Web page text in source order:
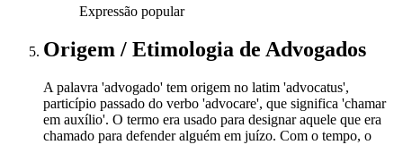
Expressão popular
Origem / Etimologia de Advogados
A palavra 'advogado' tem origem no latim 'advocatus',
particípio passado do verbo 'advocare', que significa 'chamar
em auxílio'. O termo era usado para designar aquele que era
chamado para defender alguém em juízo. Com o tempo, o